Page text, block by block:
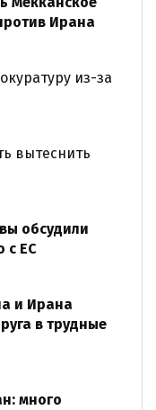
Ирана
из-за
вытеснить
обсудили
с ЕС
и Ирана
в трудные
много